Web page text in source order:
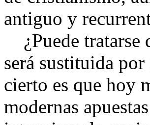
antiguo y
¿Puede tratarse
será sustituida
cierto es que hoy
modernas